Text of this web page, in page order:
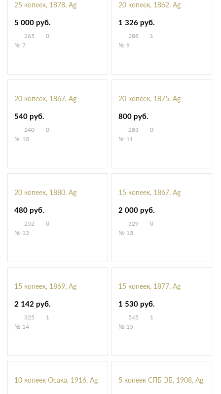
25 копеек, 1878, Ag
5 000 руб.
265
0
№ 7
20 копеек, 1862, Ag
1 326 руб.
288
1
№ 9
20 копеек, 1867, Ag
540 руб.
240
0
№ 10
20 копеек, 1875, Ag
800 руб.
283
0
№ 11
20 копеек, 1880, Ag
480 руб.
252
0
№ 12
15 копеек, 1867, Ag
2 000 руб.
329
0
№ 13
15 копеек, 1869, Ag
2 142 руб.
325
1
№ 14
15 копеек, 1877, Ag
1 530 руб.
545
1
№ 15
10 копеек Осака, 1916, Ag 5 копеек СПБ ЭБ, 1908, Ag